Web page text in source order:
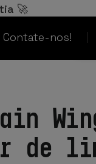
🚀
Contate-nos!
de